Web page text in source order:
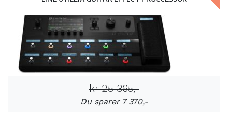
kr 25 365,-
Du sparer 7 370,-